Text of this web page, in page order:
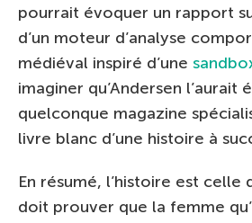
pourrait évoquer un rapport
d’un moteur d’analyse
médiéval inspiré d’une
imaginer qu’Andersen l’aurait
quelconque magazine
livre blanc d’une histoire à
En résumé, l’histoire est celle
doit prouver que la femme